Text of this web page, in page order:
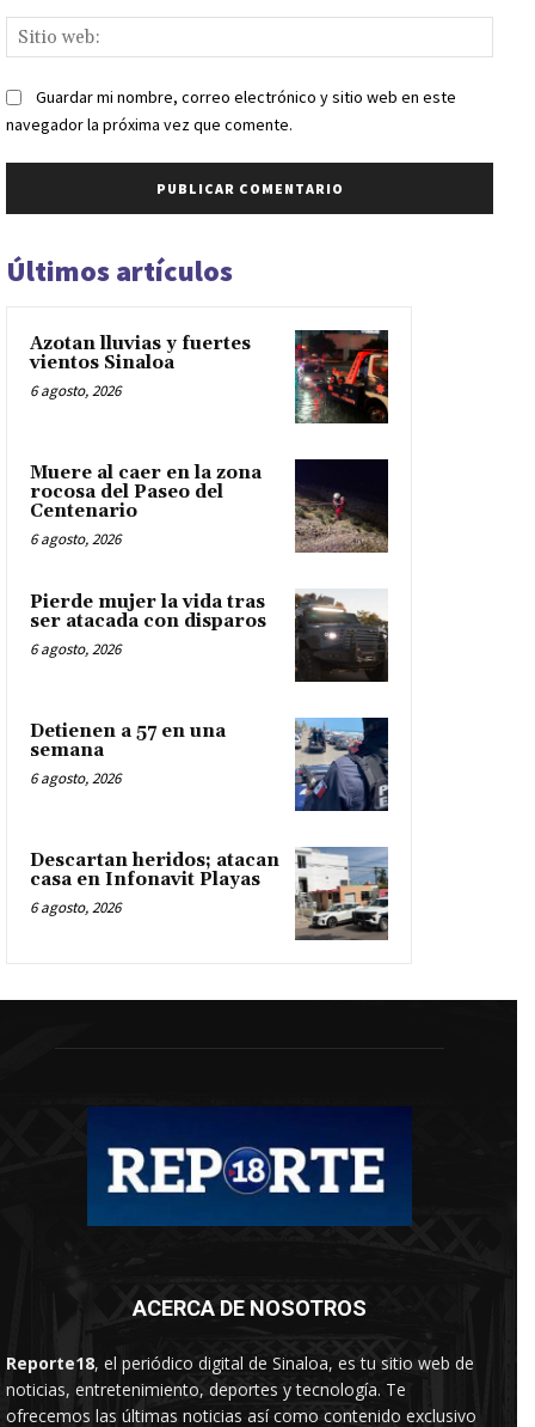
web:
Guardar mi nombre, correo electrónico y sitio web en este
navegador la próxima vez que comente.
Últimos artículos
Azotan lluvias y fuertes
vientos Sinaloa
6 agosto, 2026
Muere al caer en la zona
rocosa del Paseo del
Centenario
6 agosto, 2026
Pierde mujer la vida tras
ser atacada con disparos
6 agosto, 2026
Detienen a 57 en una
semana
6 agosto, 2026
Descartan heridos; atacan
casa en Infonavit Playas
6 agosto, 2026
ACERCA DE NOSOTROS
Reporte18, el periódico digital de Sinaloa, es tu sitio web de
noticias, entretenimiento, deportes y tecnología. Te
ofrecemos las últimas noticias así como contenido exclusivo